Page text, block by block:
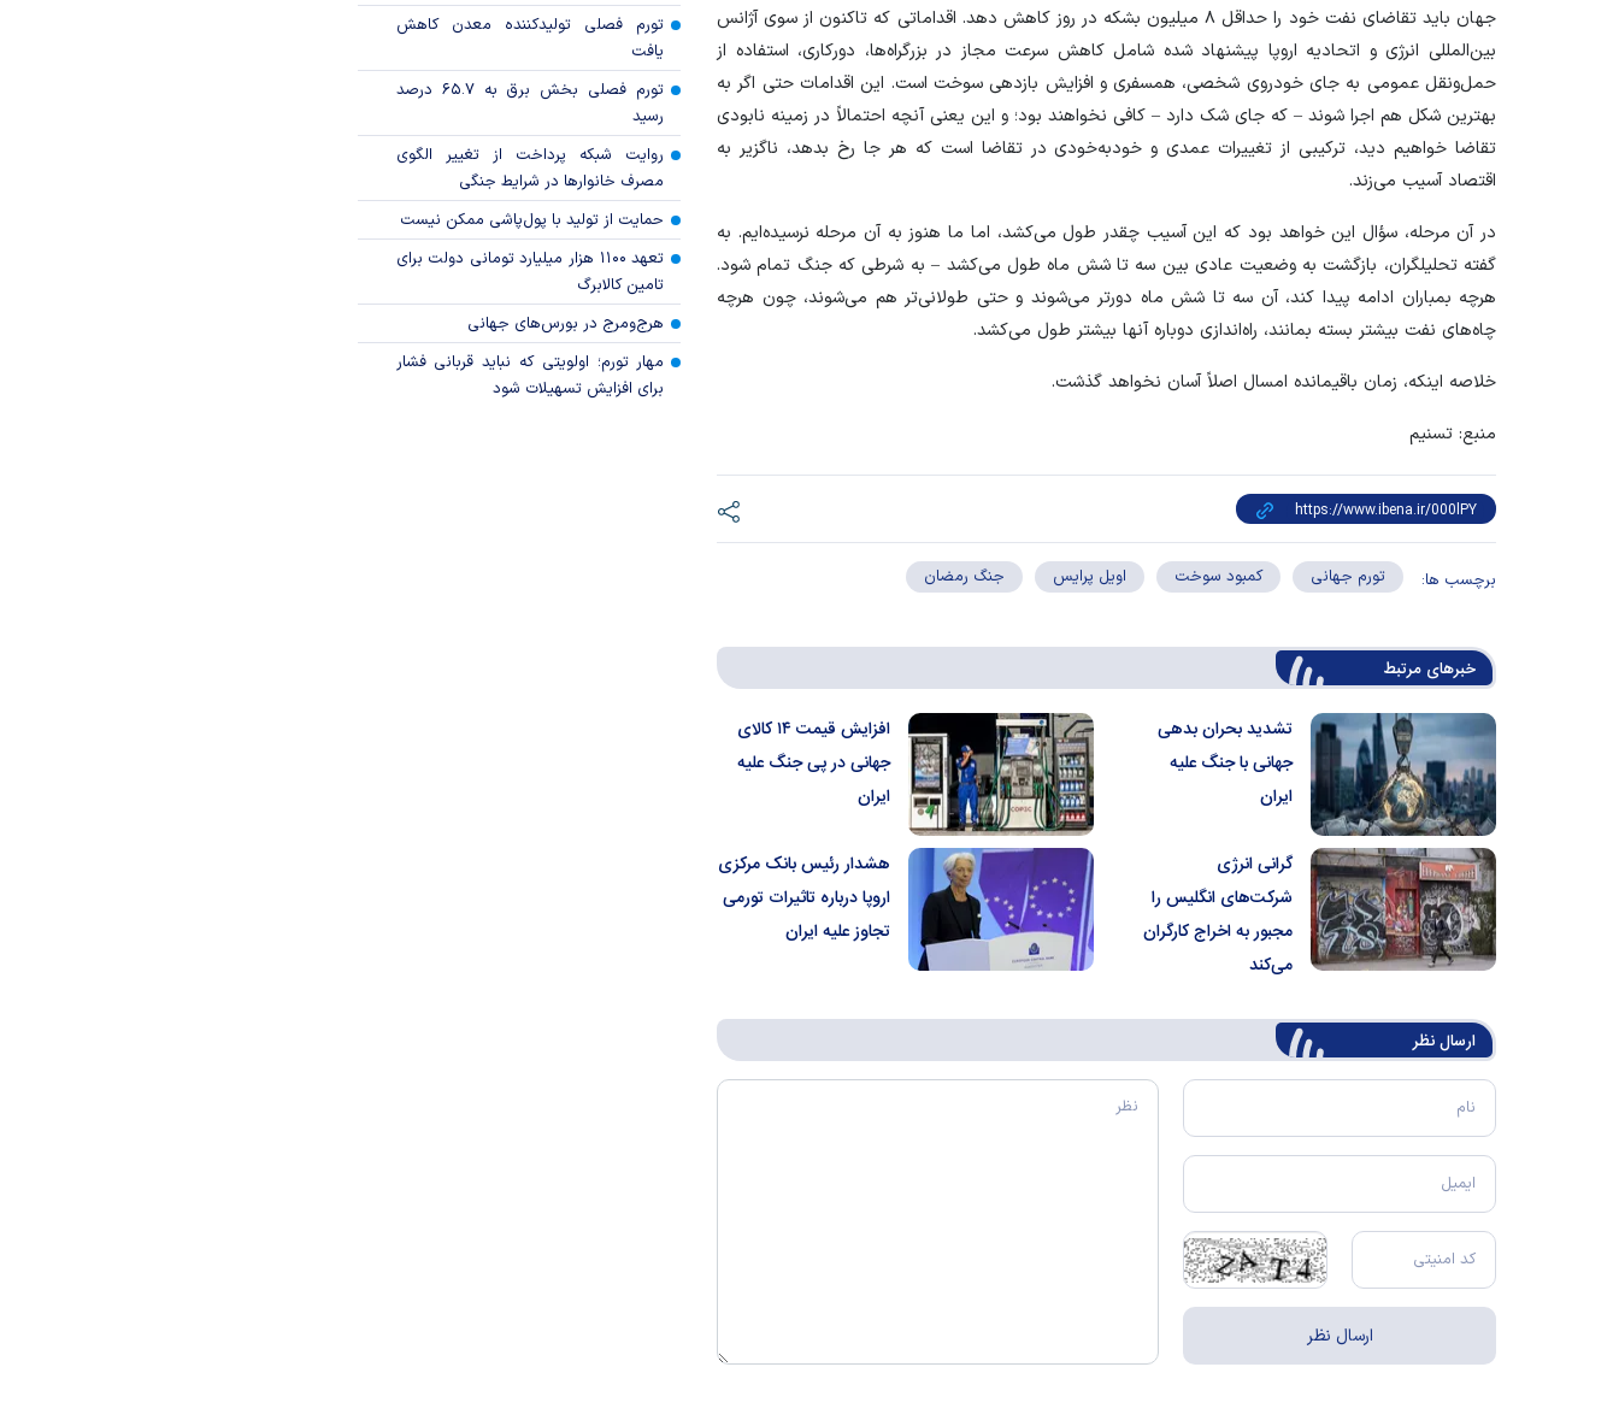
جهان باید تقاضای نفت خود را حداقل ۸ میلیون بشکه در روز کاهش دهد. اقداماتی که تاکنون از سوی آژانس
بین‌المللی انرژی و اتحادیه اروپا پیشنهاد شده شامل کاهش سرعت مجاز در بزرگراه‌ها، دورکاری، استفاده از
حمل‌ونقل عمومی به جای خودروی شخصی، همسفری و افزایش بازدهی سوخت است. این اقدامات حتی اگر به
بهترین شکل هم اجرا شوند – که جای شک دارد – کافی نخواهند بود؛ و این یعنی آنچه احتمالاً در زمینه نابودی
تقاضا خواهیم دید، ترکیبی از تغییرات عمدی و خودبه‌خودی در تقاضا است که هر جا رخ بدهد، ناگزیر به
اقتصاد آسیب می‌زند.
در آن مرحله، سؤال این خواهد بود که این آسیب چقدر طول می‌کشد، اما ما هنوز به آن مرحله نرسیده‌ایم. به
گفته تحلیلگران، بازگشت به وضعیت عادی بین سه تا شش ماه طول می‌کشد – به شرطی که جنگ تمام شود.
هرچه بمباران ادامه پیدا کند، آن سه تا شش ماه دورتر می‌شوند و حتی طولانی‌تر هم می‌شوند، چون هرچه
چاه‌های نفت بیشتر بسته بمانند، راه‌اندازی دوباره آنها بیشتر طول می‌کشد.
خلاصه اینکه، زمان باقیمانده امسال اصلاً آسان نخواهد گذشت.
منبع: تسنیم
برچسب ها: تورم جهانی کمبود سوخت اویل پرایس جنگ رمضان
خبرهای مرتبط
تشدید بحران بدهی
جهانی با جنگ علیه
ایران
افزایش قیمت ۱۴ کالای
جهانی در پی جنگ علیه
ایران
گرانی انرژی
شرکت‌های انگلیس را
مجبور به اخراج کارگران
می‌کند
هشدار رئیس بانک مرکزی
اروپا درباره تاثیرات تورمی
تجاوز علیه ایران
ارسال‌ نظر
تورم فصلی تولیدکننده معدن کاهش
یافت
تورم فصلی بخش برق به ۶۵.۷ درصد
رسید
روایت شبکه پرداخت از تغییر الگوی
مصرف خانوار‌ها در شرایط جنگی
حمایت از تولید با پول‌پاشی ممکن نیست
تعهد ۱۱۰۰ هزار میلیارد تومانی دولت برای
تامین کالابرگ
هرج‌ومرج در بورس‌های جهانی
مهار تورم؛ اولویتی که نباید قربانی فشار
برای افزایش تسهیلات شود